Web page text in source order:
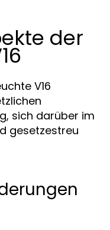
der
V16
sich darüber im
gesetzestreu